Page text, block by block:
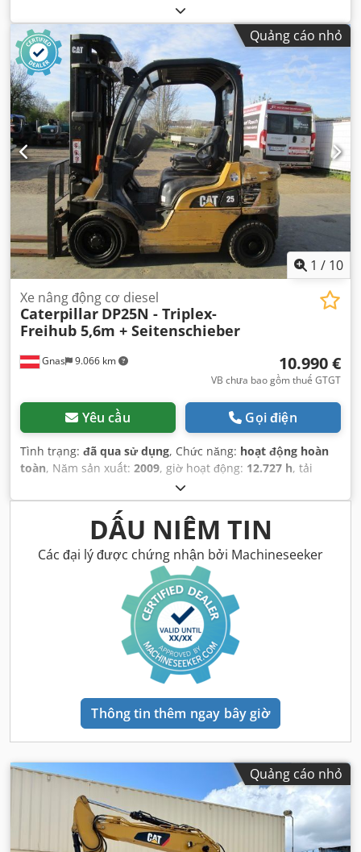
, trọng lượng tổng cộng:
kg, đăng ký lần đầu:01/2022, Năm sản xuất:2021, Thiết bị:
điều hòa không khí, Quảng cáo nhỏ
1 / 10
Gnas 9.066 km
Xe nâng động cơ diesel
Caterpillar DP25N - Triplex-
Freihub 5,6m + Seitenschieber
10.990 €
VB chưa bao gồm thuế GTGT
Yêu cầu Gọi điện
Tình trạng: đã qua sử dụng, Chức năng: hoạt động hoàn
toàn, Năm sản xuất: 2009, giờ hoạt động: 12.727 h, tải
, chiều cao nâng:
diesel, loại cột:triplex, chiều cao xây dựng:2.370 mm,
38 kW (51,67 mã lực), loại truyền động:
DẤU NIÊM TIN
Các đại lý được chứng nhận bởi Machineseeker
Thông tin thêm ngay bây giờ
Quảng cáo nhỏ